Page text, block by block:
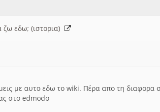
ζω εδω; (ιστορια)
με αυτο εδω το wiki. Πέρα απο τη διαφορα
στο edmodo